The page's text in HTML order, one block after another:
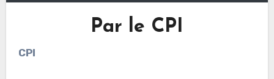
Par le CPI
CPI